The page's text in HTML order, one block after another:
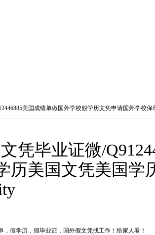
美国成绩单做国外学校假学历文凭申请国外学校
凭毕业证微/
历美国文凭美国学
假学历，假毕业证，国外假文凭找工作！给家人看！